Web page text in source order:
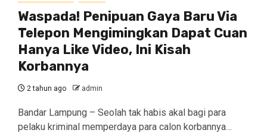
Waspada! Penipuan Gaya Baru Via
Telepon Mengimingkan Dapat Cuan
Hanya Like Video, Ini Kisah
Korbannya
2 tahun ago admin
Bandar Lampung – Seolah tak habis akal bagi para
pelaku kriminal memperdaya para calon korbannya…